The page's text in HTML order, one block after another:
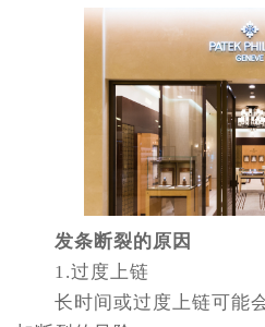
发条断裂的原因
1.过度上链
长时间或过度上链可能会